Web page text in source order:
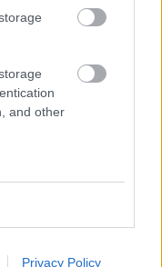
and other
Privacy Policy